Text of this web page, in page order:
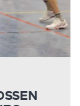
K